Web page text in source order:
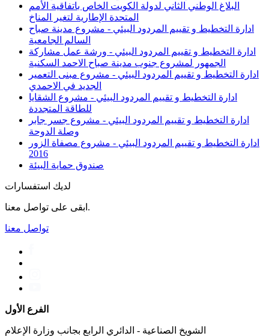
البلاغ الوطني الثاني لدولة الكويت الخاص باتفاقية الأمم
المتحدة الإطارية لتغير المناخ
ادارة التخطيط و تقييم المردود البيئي - مشروع مدينة صباح
السالم الجامعية
ادارة التخطيط و تقييم المردود البيئي - ورشة عمل مشاركة
الجمهور لمشروع جنوب مدينة صباح الاحمد السكنية
ادارة التخطيط و تقييم المردود البيئي - مشروع مبنى التعمير
الجديد في الاحمدي
ادارة التخطيط و تقييم المردود البيئي - مشروع الشقايا
للطاقة المتجددة
ادارة التخطيط و تقييم المردود البيئي - مشروع جسر جابر
وصلة الدوحة
ادارة التخطيط و تقييم المردود البيئي - مشروع مصفاة الزور
2016
صندوق حماية البيئة
لديك استفسارات
ابقى على تواصل معنا.
تواصل معنا
الفرع الأول
الشويخ الصناعية - الدائري الرابع بجانب وزارة الإعلام